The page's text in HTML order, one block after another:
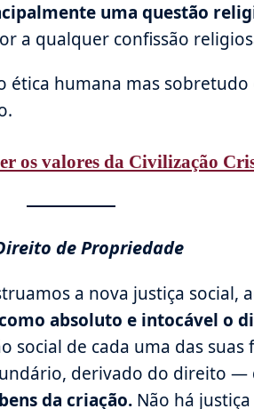
uma questão
a qualquer confissão
ética humana mas
os valores da Civilização
de Propriedade
a nova justiça social,
absoluto e intocável o
social de cada uma das
derivado do direito —
da criação. Não há